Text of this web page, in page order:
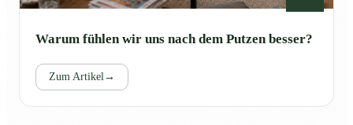
Warum fühlen wir uns nach dem Putzen besser?
Zum Artikel→